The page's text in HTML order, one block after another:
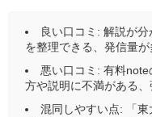
良い口コミ: 解説が
を整理できる、発信量が
悪い口コミ: 有料
方や説明に不満がある、
混同しやすい点: 「東